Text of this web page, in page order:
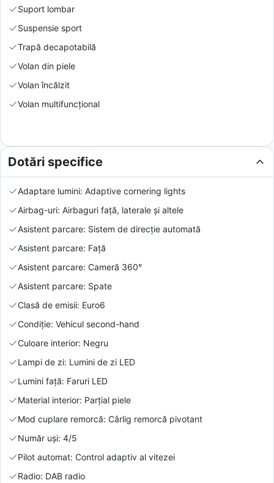
Suport lombar
Suspensie sport
Trapă decapotabilă
Volan din piele
Volan încălzit
Volan multifuncțional
Dotări specifice
Adaptare lumini: Adaptive cornering lights
Airbag-uri: Airbaguri față, laterale și altele
Asistent parcare: Sistem de direcție automată
Asistent parcare: Față
Asistent parcare: Cameră 360°
Asistent parcare: Spate
Clasă de emisii: Euro6
Condiție: Vehicul second-hand
Culoare interior: Negru
Lampi de zi: Lumini de zi LED
Lumini față: Faruri LED
Material interior: Parțial piele
Mod cuplare remorcă: Cârlig remorcă pivotant
Număr uși: 4/5
Pilot automat: Control adaptiv al vitezei
Radio: DAB radio